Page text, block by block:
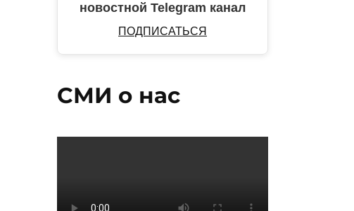
новостной Telegram канал
ПОДПИСАТЬСЯ
СМИ о нас